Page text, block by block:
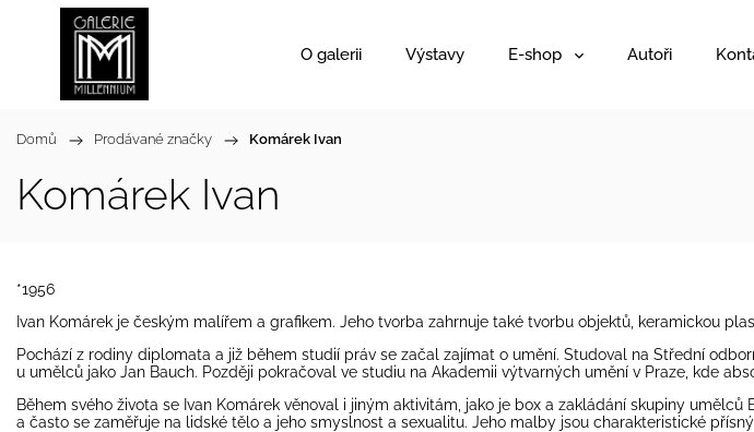
O galerii Výstavy E-shop Autoři
Domů / Prodávané značky / Komárek Ivan
Komárek Ivan
*1956
Ivan Komárek je českým malířem a grafikem. Jeho tvorba zahrnuje také tvorbu objektů, keramickou
Pochází z rodiny diplomata a již během studií práv se začal zajímat o umění. Studoval na Střední
u umělců jako Jan Bauch. Později pokračoval ve studiu na Akademii výtvarných umění v Praze, kde
Během svého života se Ivan Komárek věnoval i jiným aktivitám, jako je box a zakládání skupiny
a často se zaměřuje na lidské tělo a jeho smyslnost a sexualitu. Jeho malby jsou charakteristické